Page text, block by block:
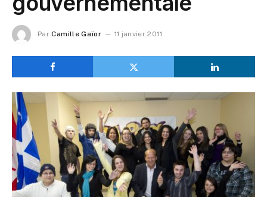
Par Camille Gaïor 11 janvier 2011